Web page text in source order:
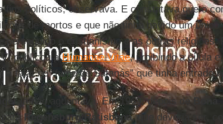
fins políticos, observava. E constatava que o
de mortos e que não tinha havido um
perseguido o cristianismo e as outras religiões.
publicou aHumanae Vitae, proibindo a pílula
a falar no “fumo de Satanás” que tinha entrado
já não aguentava. Em 1969, depois deBona
paraRegensburg/Ratisbona, que deveria ser,